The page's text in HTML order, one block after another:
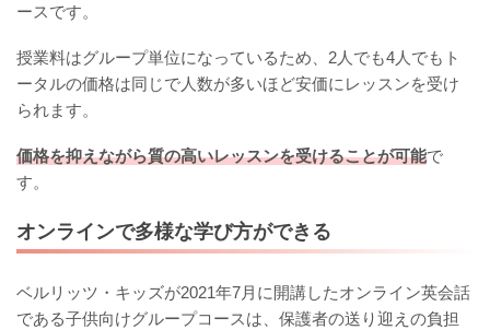
ースです。
授業料はグループ単位になっているため、2人でも4人でもト
ータルの価格は同じで人数が多いほど安価にレッスンを受け
られます。
価格を抑えながら質の高いレッスンを受けることが可能で
す。
オンラインで多様な学び方ができる
ベルリッツ・キッズが2021年7月に開講したオンライン英会話
である子供向けグループコースは、保護者の送り迎えの負担